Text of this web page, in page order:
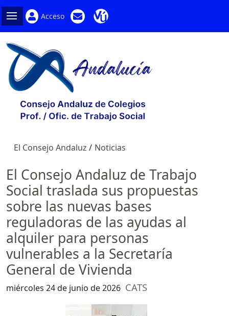
Acceso
El Consejo Andaluz Noticias
El Consejo Andaluz de Trabajo
Social traslada sus propuestas
sobre las nuevas bases
reguladoras de las ayudas al
alquiler para personas
vulnerables a la Secretaría
General de Vivienda
miércoles 24 de junio de 2026 CATS